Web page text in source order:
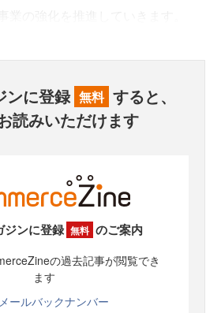
ンに登録 無料 すると、
読みいただけます
ジンに登録 無料 のご案内
の過去記事が閲覧でき
ます
メールバックナンバー